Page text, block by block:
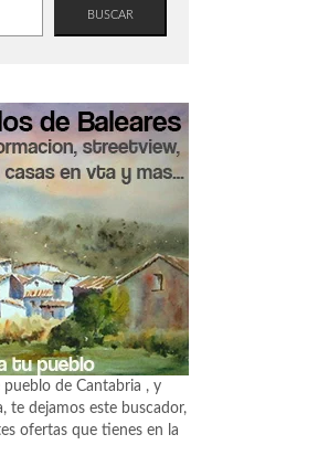
BUSCAR
pueblo de Cantabria , y
te dejamos este buscador,
ofertas que tienes en la